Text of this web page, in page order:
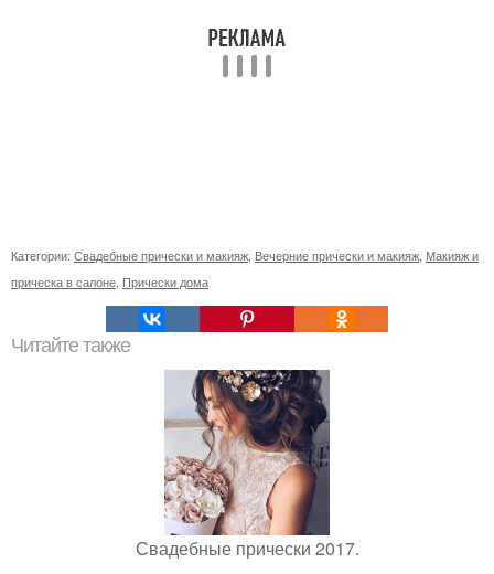
Категории: Свадебные прически и макияж Вечерние прически и макияж Макияж и
прическа в салоне Прически дома
Читайте также
Свадебные прически 2017.